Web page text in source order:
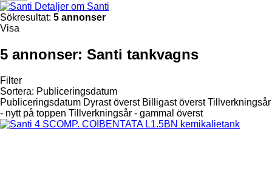
Detaljer om Santi
Sökresultat: 5 annonser
Visa
5 annonser: Santi tankvagns
Filter
Sortera: Publiceringsdatum
Publiceringsdatum Dyrast överst Billigast överst Tillverkningsår
- nytt på toppen Tillverkningsår - gammal överst